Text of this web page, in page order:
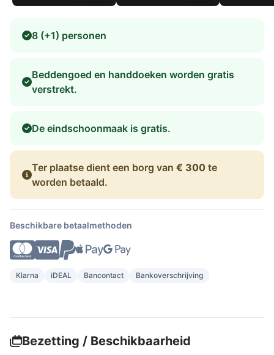
8 (+1) personen
Beddengoed en handdoeken worden gratis
verstrekt.
De eindschoonmaak is gratis.
Ter plaatse dient een borg van € 300 te
worden betaald.
Beschikbare betaalmethoden
Klarna iDEAL Bancontact Bankoverschrijving
Bezetting / Beschikbaarheid